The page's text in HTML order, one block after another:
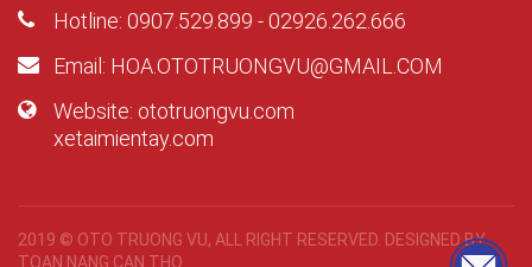
Hotline: 0907.529.899 - 02926.262.666
Email: HOA.OTOTRUONGVU@GMAIL.COM
Website: ototruongvu.com
xetaimientay.com
2019 © OTO TRUONG VU, ALL RIGHT RESERVED. DESIGNED BY
TOAN NANG CAN THO